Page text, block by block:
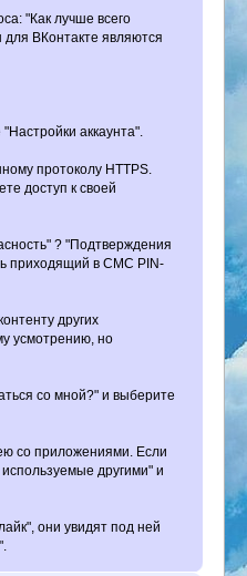
"Как лучше всего
ВКонтакте являются
аккаунта".
протоколу HTTPS.
доступ к своей
? "Подтверждения
приходящий в СМС PIN-
других
усмотрению, но
со мной?" и выберите
со приложениями. Если
другими" и
они увидят под ней